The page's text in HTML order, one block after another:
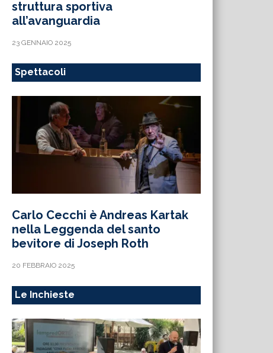
struttura sportiva
all’avanguardia
23 GENNAIO 2025
Spettacoli
Carlo Cecchi è Andreas Kartak
nella Leggenda del santo
bevitore di Joseph Roth
20 FEBBRAIO 2025
Le Inchieste